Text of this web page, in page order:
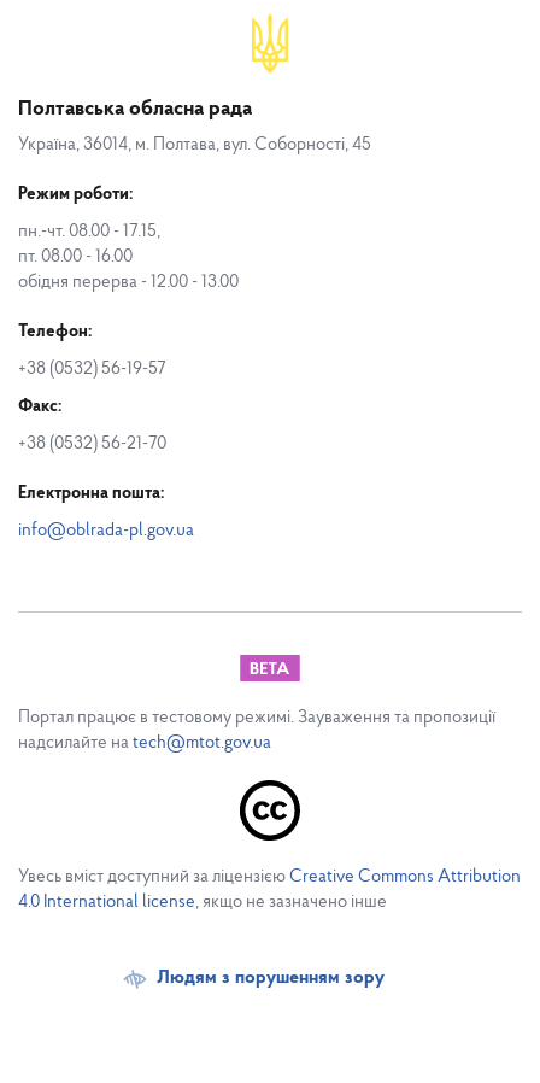
Полтавська обласна рада
Україна, 36014, м. Полтава, вул. Соборності, 45
Режим роботи:
пн.-чт. 08.00 - 17.15,
пт. 08.00 - 16.00
обідня перерва - 12.00 - 13.00
Телефон:
+38 (0532) 56-19-57
Факс:
+38 (0532) 56-21-70
Електронна пошта:
info@oblrada-pl.gov.ua
Портал працює в тестовому режимі. Зауваження та пропозиції
надсилайте на tech@mtot.gov.ua
Увесь вміст доступний за ліцензією Creative Commons Attribution
4.0 International license, якщо не зазначено інше
Людям з порушенням зору